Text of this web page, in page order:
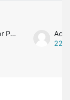
Administrador PROFMAT
22